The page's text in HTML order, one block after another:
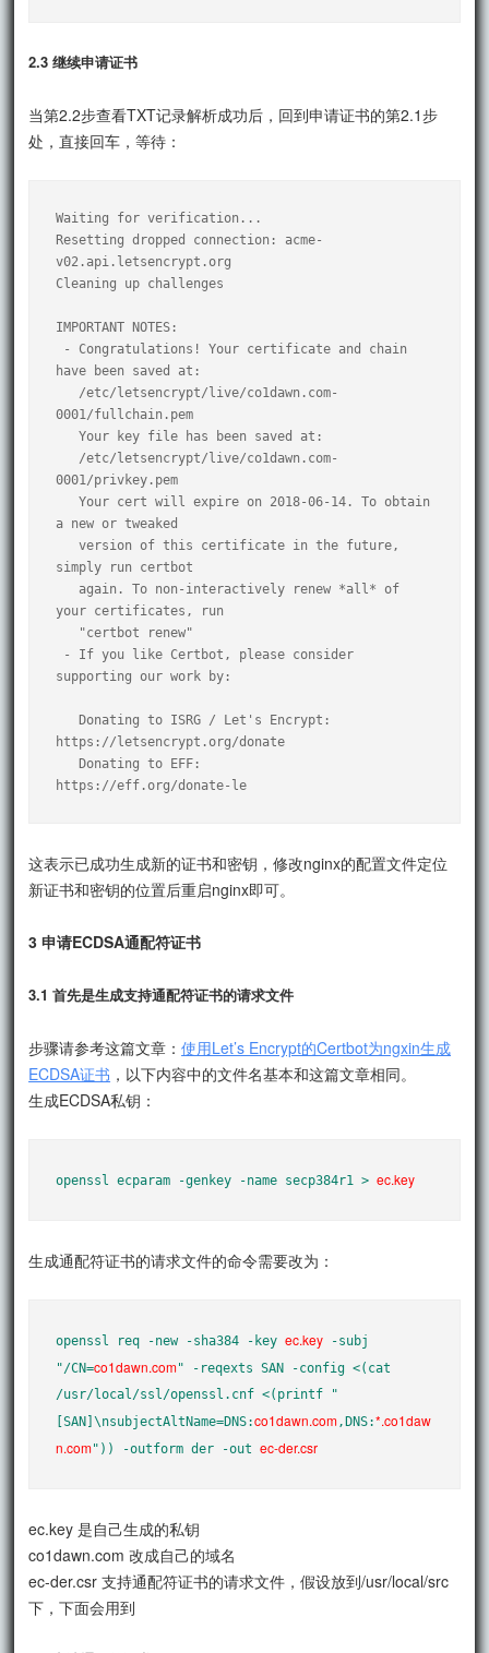
2.3 继续申请证书
当第2.2步查看TXT记录解析成功后，回到申请证书的第2.1步
处，直接回车，等待：
Waiting for verification...
Resetting dropped connection: acme-
v02.api.letsencrypt.org
Cleaning up challenges
IMPORTANT NOTES:
have been saved at:
0001/fullchain.pem
   Your key file has been saved at:
0001/privkey.pem
   Your cert will expire on 2018-06-14. To obtain
a new or tweaked
   version of this certificate in the future,
simply run certbot
your certificates, run
supporting our work by:
   Donating to ISRG / Let's Encrypt:
https://letsencrypt.org/donate
   Donating to EFF:
https://eff.org/donate-le
这表示已成功生成新的证书和密钥，修改nginx的配置文件定位
新证书和密钥的位置后重启nginx即可。
3 申请ECDSA通配符证书
3.1 首先是生成支持通配符证书的请求文件
步骤请参考这篇文章：使用Let’s Encrypt的Certbot为ngxin生成
ECDSA证书 ，以下内容中的文件名基本和这篇文章相同。
生成ECDSA私钥：
openssl ecparam -genkey -name secp384r1 > ec.key
生成通配符证书的请求文件的命令需要改为：
openssl req -new -sha384 -key ec.key -subj
"/CN=co1dawn.com" -reqexts SAN -config <(cat
/usr/local/ssl/openssl.cnf <(printf "
[SAN]\nsubjectAltName=DNS:co1dawn.com ,DNS:*.co1daw
n.com")) -outform der -out ec-der.csr
ec.key 是自己生成的私钥
co1dawn.com 改成自己的域名
ec-der.csr 支持通配符证书的请求文件，假设放到/usr/local/src
下，下面会用到